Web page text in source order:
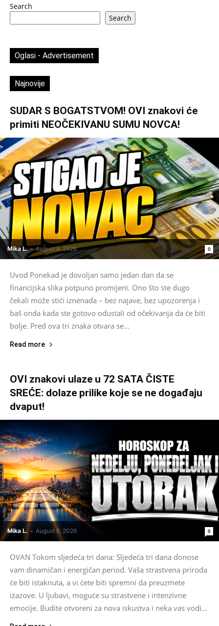
Search
Search
Oglasi - Advertisement
Najnovije
SUDAR S BOGATSTVOM! OVI znakovi će
primiti NEOČEKIVANU SUMU NOVCA!
Mika L. - August 9, 2026 0
Uvod Ponekad je dovoljan samo jedan dan da se
financijska slika potpuno promijeni. Ono što ste dugo
čekali može stići iznenada – bez najave, bez upozorenja i
baš onda kada ste gotovo odustali od očekivanja da će biti
bolje. Pred ova tri znaka otvara se...
Read more
OVI znakovi ulaze u 72 SATA ČISTE
SREĆE: dolaze prilike koje se ne događaju
dvaput!
Mika L. - August 8, 2026 0
OVAN Tokom sljedeća tri dana: Sljedeća tri dana donose
vam dinamičan i energičan period. Vaša strastvena priroda
će biti istaknuta, a vi ćete biti spremni da preuzmete
izazove. U ljubavi, moguće su strastvene i intenzivne
emocije. Budite otvoreni za nova iskustva i neka vas vodi...